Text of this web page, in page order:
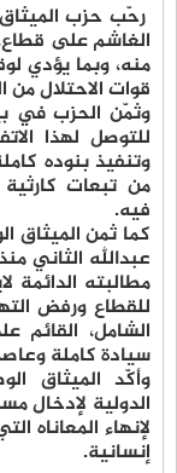
رحّب حزب
الغاشم على قطاع،
منه، وبما يؤدي
قوات الاحتلال من
وثمّن الحزب في
للتوصل لهذا
وتنفيذ بنوده
من تبعات
فيه.
كما ثمن الميثاق
عبدالله الثاني
مطالبته الدائمة
للقطاع ورفض
الشامل،
سيادة كاملة
وأكّد الميثاق
الدولية لإدخال
لإنهاء المعاناه
إنسانية.